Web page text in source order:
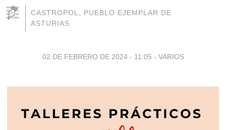
CASTROPOL, PUEBLO EJEMPLAR DE
ASTURIAS
02 DE FEBRERO DE 2024 - 11:05 - VARIOS